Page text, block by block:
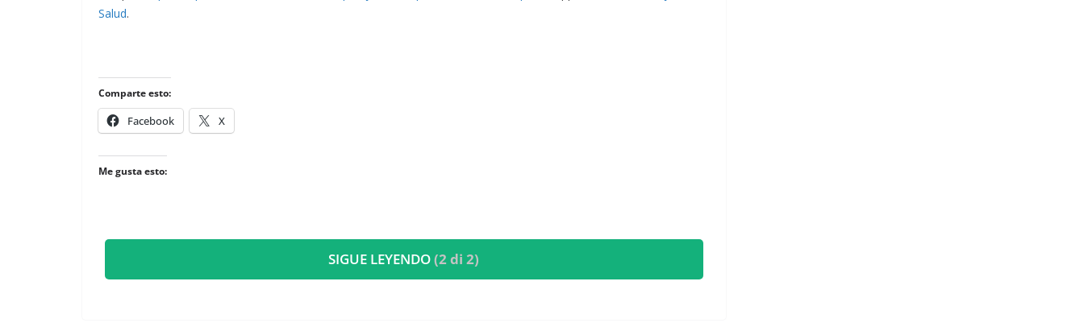
Salud.
Comparte esto:
Facebook X
Me gusta esto:
SIGUE LEYENDO(2 di 2)